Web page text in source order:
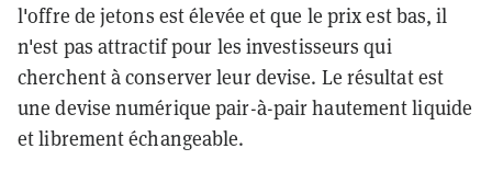
l'offre de jetons est élevée et que le prix est bas, il
n'est pas attractif pour les investisseurs qui
cherchent à conserver leur devise. Le résultat est
une devise numérique pair-à-pair hautement liquide
et librement échangeable.